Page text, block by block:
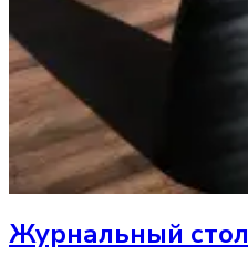
Журнальный стол